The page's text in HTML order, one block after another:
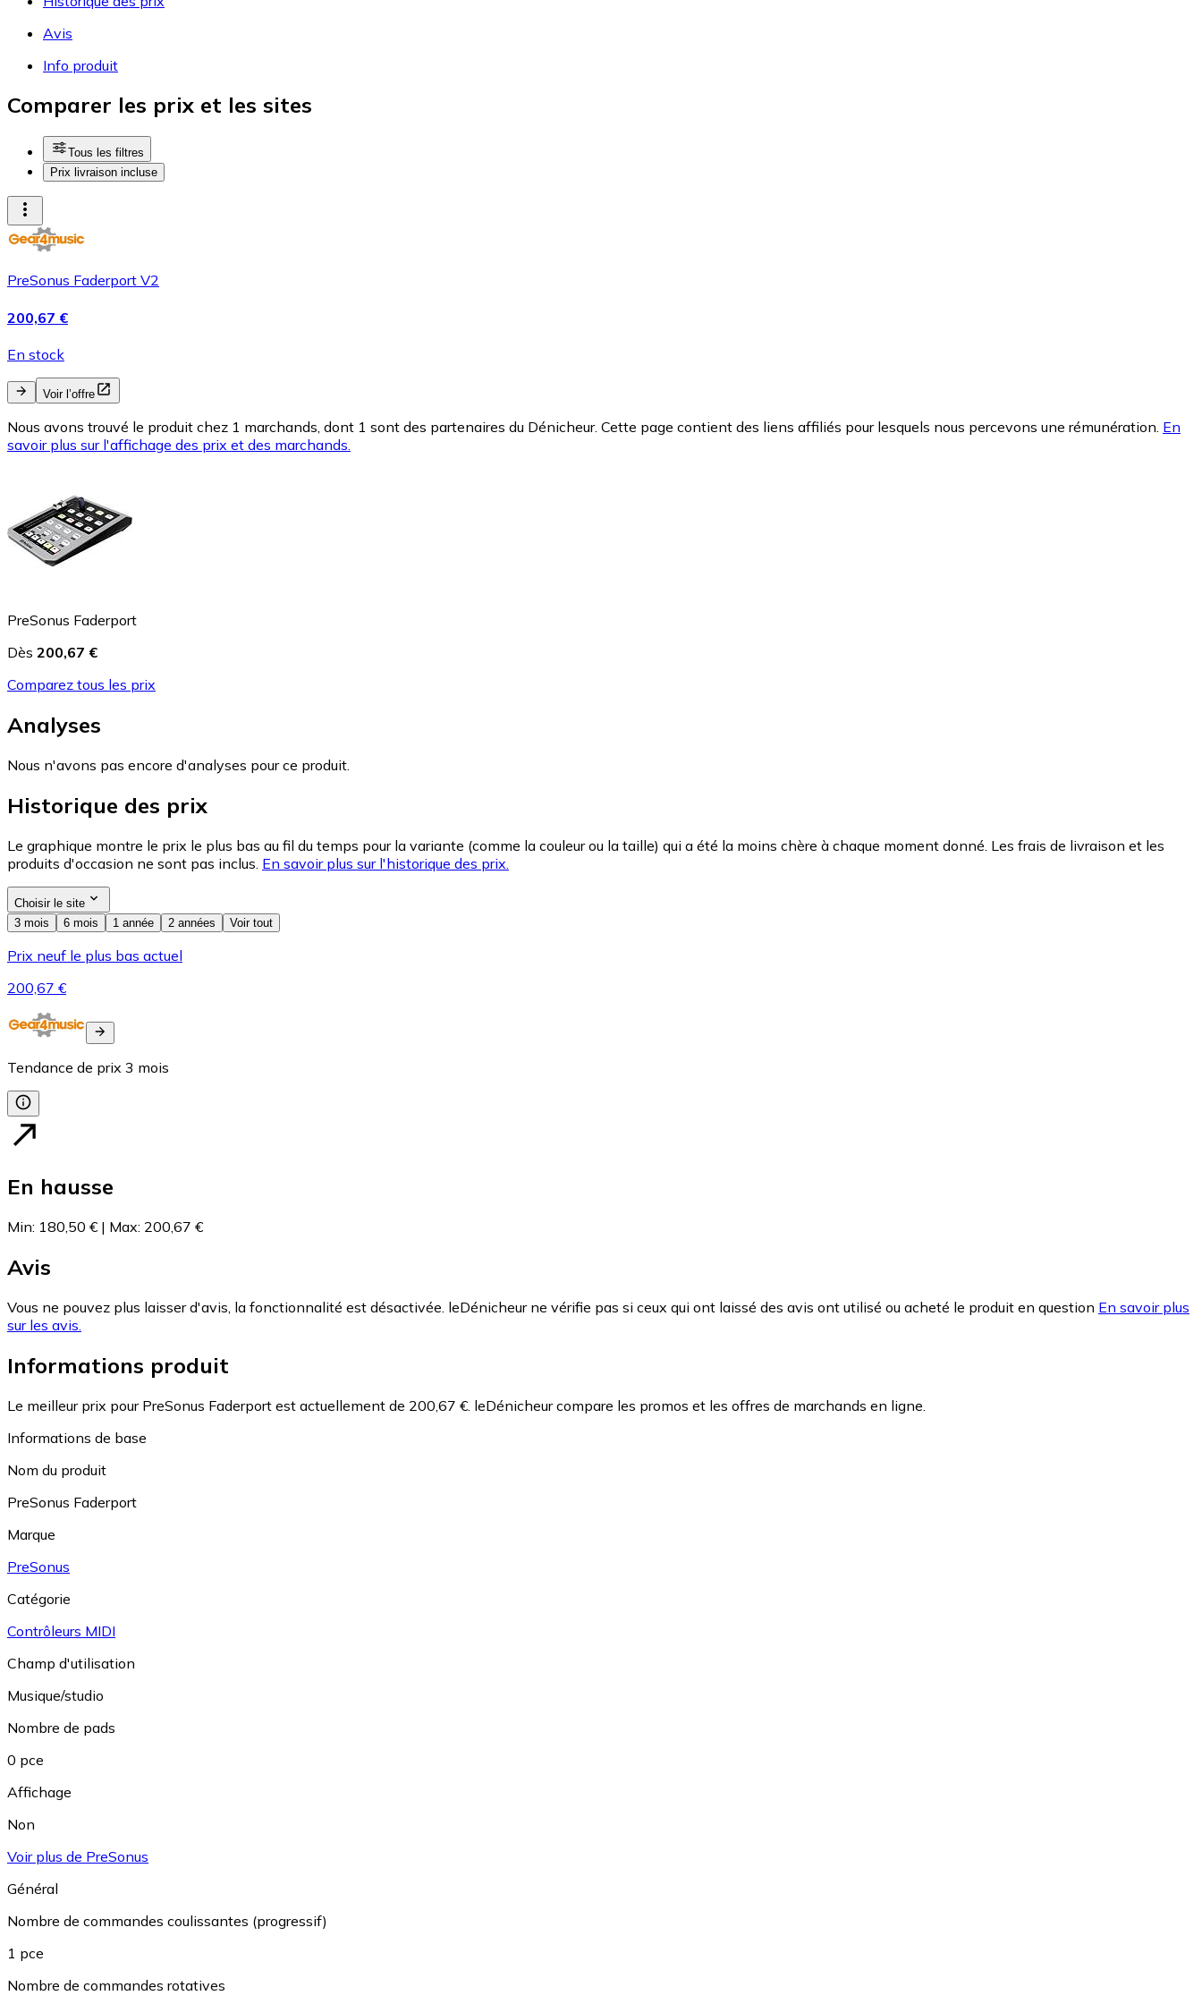
Avis
Info produit
Comparer les prix et les sites
Tous les filtres
Prix livraison incluse
PreSonus Faderport V2
200,67 €
En stock
Voir l’offre
Nous avons trouvé le produit chez 1 marchands, dont 1 sont des partenaires du Dénicheur. Cette page contient des liens affiliés pour lesquels nous percevons une rémunération. En
savoir plus sur l'affichage des prix et des marchands.
PreSonus Faderport
Dès 200,67 €
Comparez tous les prix
Analyses
Nous n'avons pas encore d'analyses pour ce produit.
Historique des prix
Le graphique montre le prix le plus bas au fil du temps pour la variante (comme la couleur ou la taille) qui a été la moins chère à chaque moment donné. Les frais de livraison et les
produits d'occasion ne sont pas inclus. En savoir plus sur l'historique des prix.
Choisir le site
3 mois
6 mois 1 année 2 années Voir tout
Prix neuf le plus bas actuel
200,67 €
Tendance de prix 3 mois
En hausse
Min: 180,50 € | Max: 200,67 €
Avis
Vous ne pouvez plus laisser d'avis, la fonctionnalité est désactivée. leDénicheur ne vérifie pas si ceux qui ont laissé des avis ont utilisé ou acheté le produit en question En savoir plus
sur les avis.
Informations produit
Le meilleur prix pour PreSonus Faderport est actuellement de 200,67 €. leDénicheur compare les promos et les offres de marchands en ligne.
Informations de base
Nom du produit
PreSonus Faderport
Marque
PreSonus
Catégorie
Contrôleurs MIDI
Champ d'utilisation
Musique/studio
Nombre de pads
0 pce
Affichage
Non
Voir plus de PreSonus
Général
Nombre de commandes coulissantes (progressif)
1 pce
Nombre de commandes rotatives